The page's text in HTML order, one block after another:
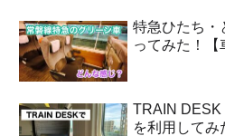
特急ひたち・
ってみた！【
TRAIN DESK
を利用してみ